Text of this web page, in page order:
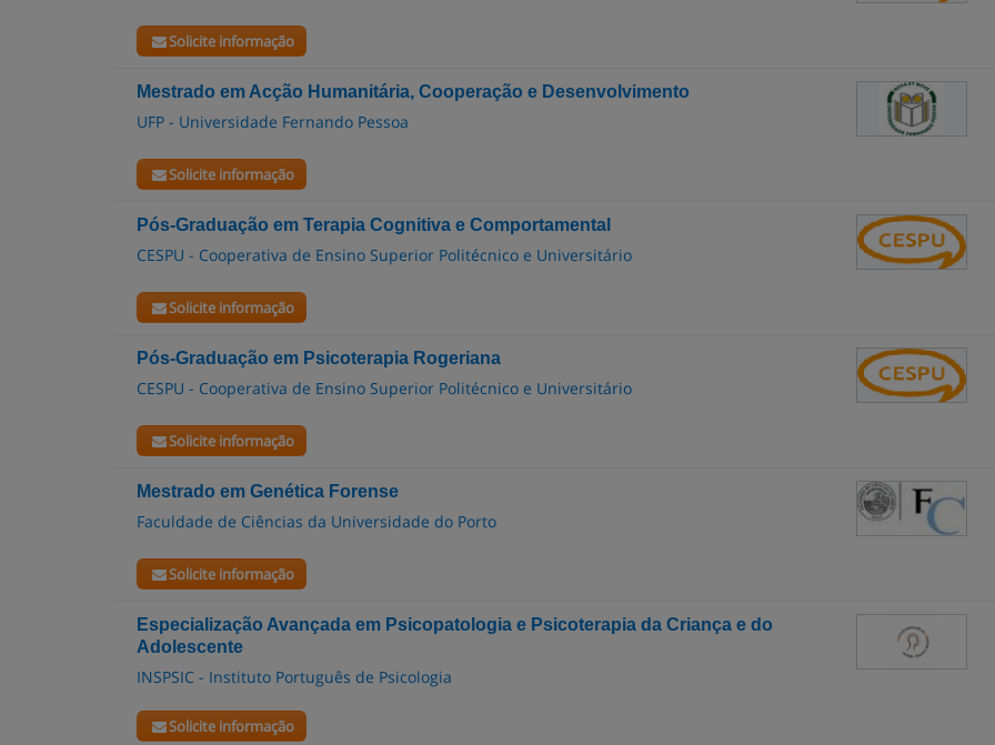
Solicite informação
Mestrado em Acção Humanitária, Cooperação e Desenvolvimento
UFP - Universidade Fernando Pessoa
Solicite informação
Pós-Graduação em Terapia Cognitiva e Comportamental
CESPU - Cooperativa de Ensino Superior Politécnico e Universitário
Solicite informação
Pós-Graduação em Psicoterapia Rogeriana
CESPU - Cooperativa de Ensino Superior Politécnico e Universitário
Solicite informação
Mestrado em Genética Forense
Faculdade de Ciências da Universidade do Porto
Solicite informação
Especialização Avançada em Psicopatologia e Psicoterapia da Criança e do
Adolescente
INSPSIC - Instituto Português de Psicologia
Solicite informação